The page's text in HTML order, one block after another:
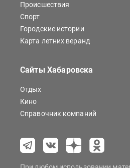
Происшествия
Спорт
Городские истории
Карта летних веранд
Сайты Хабаровска
Отдых
Кино
Справочник компаний